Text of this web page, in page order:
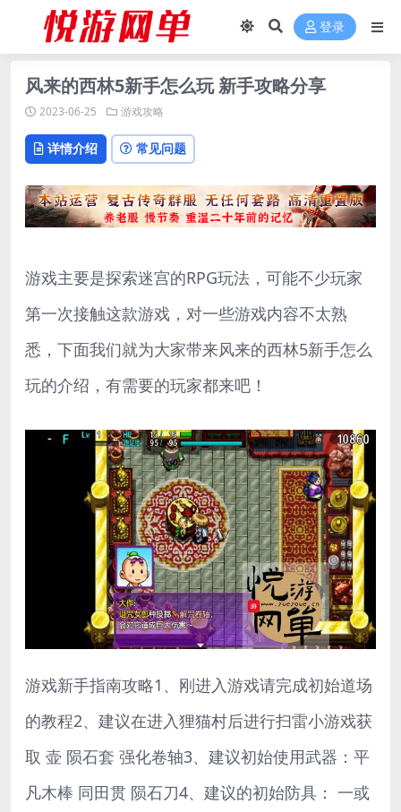
登录
风来的西林5新手怎么玩 新手攻略分享
2023-06-25 游戏攻略
详情介绍 常见问题
游戏主要是探索迷宫的RPG玩法，可能不少玩家
第一次接触这款游戏，对一些游戏内容不太熟
悉，下面我们就为大家带来风来的西林5新手怎么
玩的介绍，有需要的玩家都来吧！
游戏新手指南攻略1、刚进入游戏请完成初始道场
的教程2、建议在进入狸猫村后进行扫雷小游戏获
取 壶 陨石套 强化卷轴3、建议初始使用武器：平
凡木棒 同田贯 陨石刀4、建议的初始防具： 一或